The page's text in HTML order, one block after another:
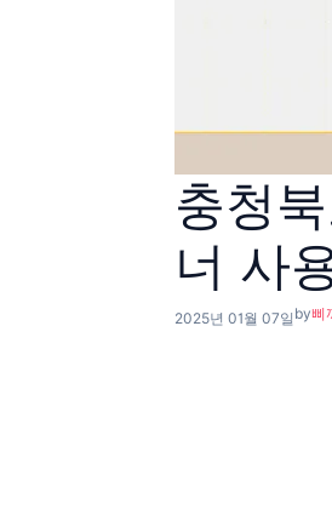
충청
너 사
2025년 01월 07일 by삐